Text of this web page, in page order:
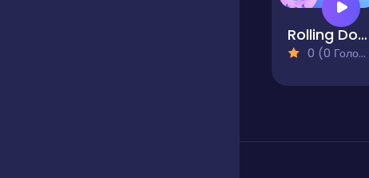
Rolling Donut
0 (0 Голосів)